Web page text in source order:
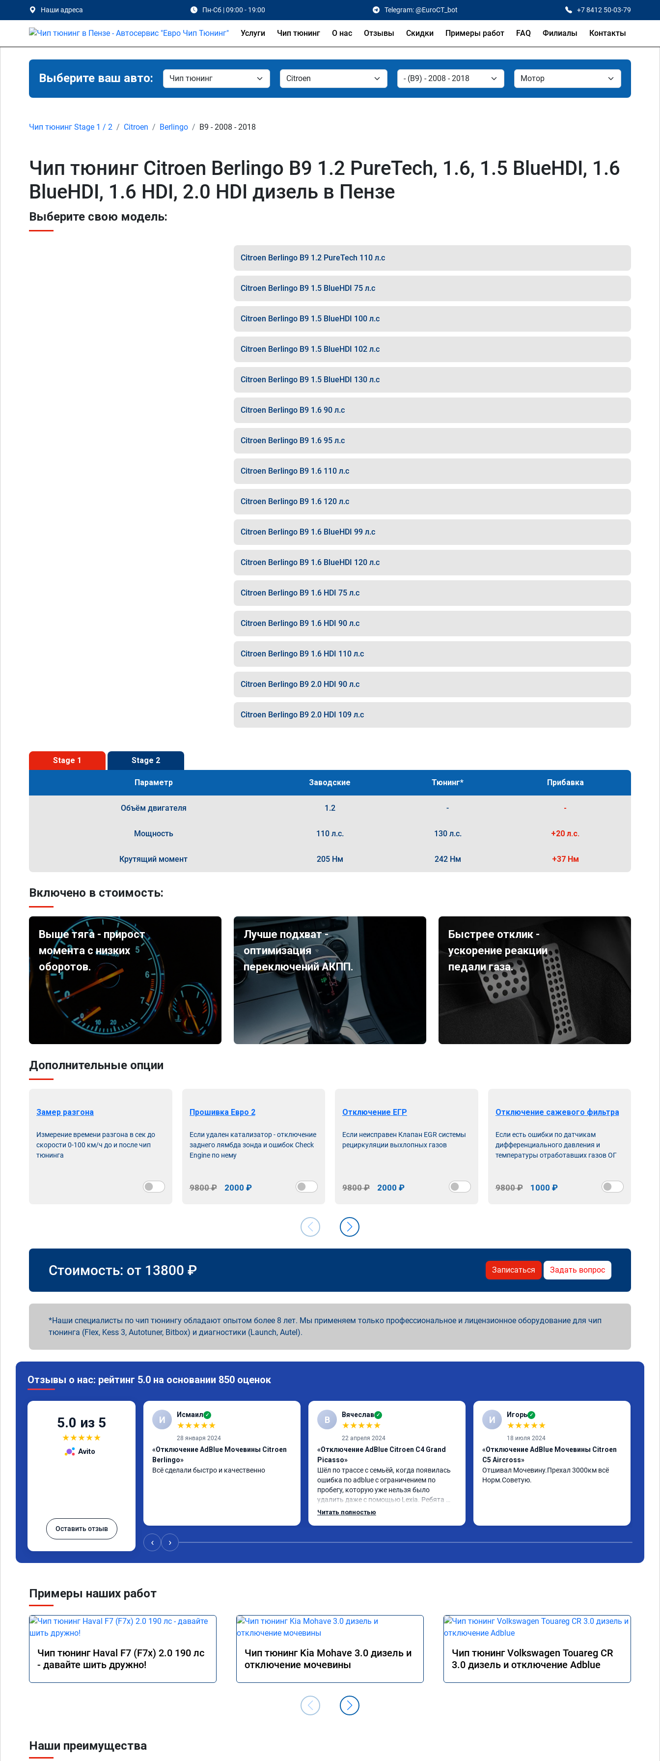
Наши адреса Пн-Сб | 09:00 - 19:00 Telegram: @EuroCT_bot +7 8412 50-03-79
Услуги Чип тюнинг О нас Отзывы Скидки Примеры работ FAQ Филиалы Контакты
Выберите ваш авто:
Чип тюнинг Stage 1 / 2 Citroen Berlingo B9 - 2008 - 2018
Чип тюнинг Citroen Berlingo B9 1.2 PureTech, 1.6, 1.5 BlueHDI, 1.6
BlueHDI, 1.6 HDI, 2.0 HDI дизель в Пензе
Выберите свою модель:
Citroen Berlingo B9 1.2 PureTech 110 л.с
Citroen Berlingo B9 1.5 BlueHDI 75 л.с
Citroen Berlingo B9 1.5 BlueHDI 100 л.с
Citroen Berlingo B9 1.5 BlueHDI 102 л.с
Citroen Berlingo B9 1.5 BlueHDI 130 л.с
Citroen Berlingo B9 1.6 90 л.с
Citroen Berlingo B9 1.6 95 л.с
Citroen Berlingo B9 1.6 110 л.с
Citroen Berlingo B9 1.6 120 л.с
Citroen Berlingo B9 1.6 BlueHDI 99 л.с
Citroen Berlingo B9 1.6 BlueHDI 120 л.с
Citroen Berlingo B9 1.6 HDI 75 л.с
Citroen Berlingo B9 1.6 HDI 90 л.с
Citroen Berlingo B9 1.6 HDI 110 л.с
Citroen Berlingo B9 2.0 HDI 90 л.с
Citroen Berlingo B9 2.0 HDI 109 л.с
Stage 1 Stage 2
Параметр Заводские Тюнинг* Прибавка
Объём двигателя 1.2 - -
Мощность 110 л.с. 130 л.с. +20 л.с.
Крутящий момент 205 Нм 242 Нм +37 Нм
Включено в стоимость:
Выше тяга - прирост
момента с низких
оборотов.
Лучше подхват -
оптимизация
переключений АКПП.
Быстрее отклик -
ускорение реакции
педали газа.
Дополнительные опции
Замер разгона
Измерение времени разгона в сек до
скорости 0-100 км/ч до и после чип
тюнинга
Прошивка Евро 2
Если удален катализатор - отключение
заднего лямбда зонда и ошибок Check
Engine по нему
9800 ₽ 2000 ₽
Отключение ЕГР
Если неисправен Клапан EGR системы
рециркуляции выхлопных газов
9800 ₽ 2000 ₽
Отключение сажевого фильтра
Если есть ошибки по датчикам
дифференциального давления и
температуры отработавших газов ОГ
9800 ₽ 1000 ₽
Стоимость: от 13800 ₽ Записаться Задать вопрос
Наши специалисты по чип тюнингу обладают опытом более 8 лет. Мы применяем только профессиональное и лицензионное оборудование для чип
тюнинга (Flex, Kess 3, Autotuner, Bitbox) и диагностики (Launch, Autel).
Отзывы о нас: рейтинг 5.0 на основании 850 оценок
5.0 из 5
★★★★★
Avito
Оставить отзыв
И Исмаил ✓
★★★★★
28 января 2024
«Отключение AdBlue Мочевины Citroen
Berlingo»
Всё сделали быстро и качественно
В Вячеслав ✓
★★★★★
22 апреля 2024
«Отключение AdBlue Citroen C4 Grand
Picasso»
Шёл по трассе с семьёй, когда появилась
ошибка по adblue с ограничением по
пробегу, которую уже нельзя было
удалить даже с помощью Lexia. Ребята
пошли навстречу, оперативно приняли и
Читать полностью
И Игорь ✓
★★★★★
18 июля 2024
«Отключение AdBlue Мочевины Citroen
C5 Aircross»
Отшивал Мочевину.Прехал 3000км всё
Норм.Советую.
‹ ›
Примеры наших работ
Чип тюнинг Haval F7 (F7x) 2.0 190 лс
- давайте шить дружно!
Чип тюнинг Kia Mohave 3.0 дизель и
отключение мочевины
Чип тюнинг Volkswagen Touareg CR
3.0 дизель и отключение Adblue
Наши преимущества